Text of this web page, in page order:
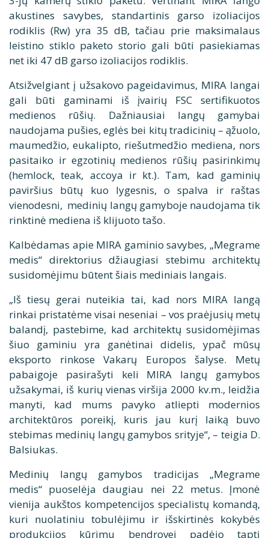
akustines savybes, standartinis garso izoliacijos
rodiklis (Rw) yra 35 dB, tačiau prie maksimalaus
leistino stiklo paketo storio gali būti pasiekiamas
net iki 47 dB garso izoliacijos rodiklis.
Atsižvelgiant į užsakovo pageidavimus, MIRA langai
gali būti gaminami iš įvairių FSC sertifikuotos
medienos rūšių. Dažniausiai langų gamybai
naudojama pušies, eglės bei kitų tradicinių – ąžuolo,
maumedžio, eukalipto, riešutmedžio mediena, nors
pasitaiko ir egzotinių medienos rūšių pasirinkimų
(hemlock, teak, accoya ir kt.). Tam, kad gaminių
paviršius būtų kuo lygesnis, o spalva ir raštas
vienodesni, medinių langų gamyboje naudojama tik
rinktinė mediena iš klijuoto tašo.
Kalbėdamas apie MIRA gaminio savybes, „Megrame
medis“ direktorius džiaugiasi stebimu architektų
susidomėjimu būtent šiais mediniais langais.
„Iš tiesų gerai nuteikia tai, kad nors MIRA langą
rinkai pristatėme visai neseniai – vos praėjusių metų
balandį, pastebime, kad architektų susidomėjimas
šiuo gaminiu yra ganėtinai didelis, ypač mūsų
eksporto rinkose Vakarų Europos šalyse. Metų
pabaigoje pasirašyti keli MIRA langų gamybos
užsakymai, iš kurių vienas viršija 2000 kv.m., leidžia
manyti, kad mums pavyko atliepti modernios
architektūros poreikį, kuris jau kurį laiką buvo
stebimas medinių langų gamybos srityje“, – teigia D.
Balsiukas.
Medinių langų gamybos tradicijas „Megrame
medis“ puoselėja daugiau nei 22 metus. Įmonė
vienija aukštos kompetencijos specialistų komandą,
kuri nuolatiniu tobulėjimu ir išskirtinės kokybės
produkcijos kūrimu bendrovei padėjo tapti